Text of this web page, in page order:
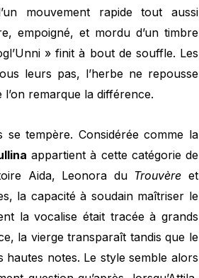
mouvement rapide tout aussi
empoigné, et mordu d’un timbre
» finit à bout de souffle. Les
leurs pas, l’herbe ne repousse
remarque la différence.
tempère. Considérée comme la
appartient à cette catégorie de
Aida, Leonora du Trouvère et
la capacité à soudain maîtriser le
la vocalise était tracée à grands
la vierge transparaît tandis que le
notes. Le style semble alors